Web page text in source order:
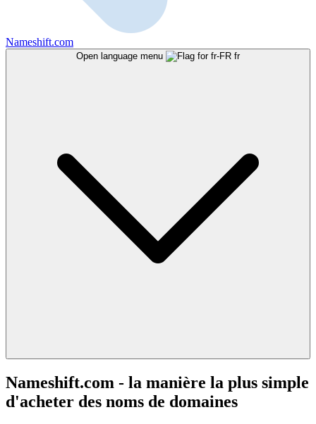
Nameshift.com
Open language menu fr
Nameshift.com - la manière la plus simple
d'acheter des noms de domaines